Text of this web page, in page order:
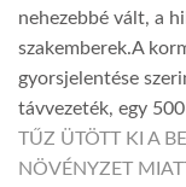
nehezebbé vált, a
szakemberek.A
gyorsjelentése
távvezeték, egy
TŰZ ÜTÖTT KI A
NÖVÉNYZET